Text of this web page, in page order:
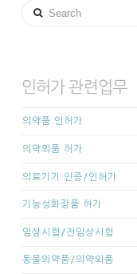
Search
인허가 관련업무
의약품 인허가
의약외품 허가
의료기기 인증/인허가
기능성화장품 허가
임상시험/전임상시험
동물의약품/의약외품